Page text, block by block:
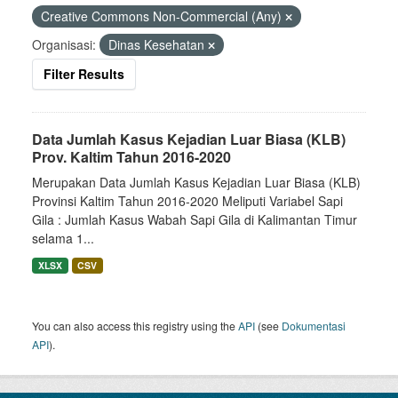
Creative Commons Non-Commercial (Any)
Organisasi:
Dinas Kesehatan
Filter Results
Data Jumlah Kasus Kejadian Luar Biasa (KLB)
Prov. Kaltim Tahun 2016-2020
Merupakan Data Jumlah Kasus Kejadian Luar Biasa (KLB)
Provinsi Kaltim Tahun 2016-2020 Meliputi Variabel Sapi
Gila : Jumlah Kasus Wabah Sapi Gila di Kalimantan Timur
selama 1...
XLSX CSV
You can also access this registry using theAPI (see Dokumentasi
API).